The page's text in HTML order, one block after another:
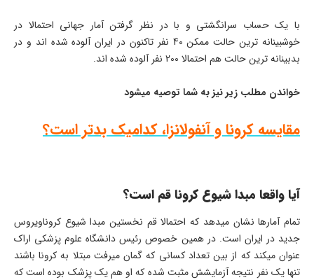
با یک حساب سرانگشتی و با در نظر گرفتن آمار جهانی احتمالا در
خوشبینانه ترین حالت ممکن 40 نفر تاکنون در ایران آلوده شده اند و در
بدبینانه ترین حالت هم احتمالا 200 نفر آلوده شده اند.
خواندن مطلب زیر نیز به شما توصیه میشود
مقایسه کرونا و آنفولانزا، کدامیک بدتر است؟
آیا واقعا مبدا شیوع کرونا قم است؟
تمام آمارها نشان میدهد که احتمالا قم نخستین مبدا شیوع کروناویروس
جدید در ایران است. در همین خصوص رئیس دانشگاه علوم پزشکی اراک
عنوان میکند که از بین تعداد کسانی که گمان میرفت مبتلا به کرونا باشند
تنها یک نفر نتیجه آزمایشش مثبت شده که او هم یک پزشک بوده است که